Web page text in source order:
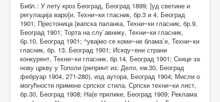
Библ.: У лету кроз Београд, Београд 1899; ]уд светине и
регулација варо{и, Техни~ки гласник, бр.3 и 4, Београд
1901; Престоница {вапска паланка, Техни~ки гласник, бр.9,
Београд 1901; Торта на слу`авнику, Техни~ки гласник,
бр.10, Београд 1901; ^увајмо се коми~не блама`е, Техни~ки
гласник, бр. 13, Београд 1901; Искqу~ени страни
конкурент, Техни~ки гласник, бр.14, Београд 1901; Скице за
нову цркву у Тополи (репринт из: Дело, кw.30, Београд
фебруар 1904, 271-280), изд аутора, Београд 1904; Мисли о
могућности примене српског стила, Српски техни~ки лист,
бр.30, Београд 1908; На{е прилике, Београд 1909; Реклама